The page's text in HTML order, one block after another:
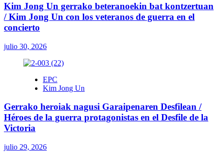
Kim Jong Un gerrako beteranoekin bat kontzertuan
/ Kim Jong Un con los veteranos de guerra en el
concierto
julio 30, 2026
EPC
Kim Jong Un
Gerrako heroiak nagusi Garaipenaren Desfilean /
Héroes de la guerra protagonistas en el Desfile de la
Victoria
julio 29, 2026